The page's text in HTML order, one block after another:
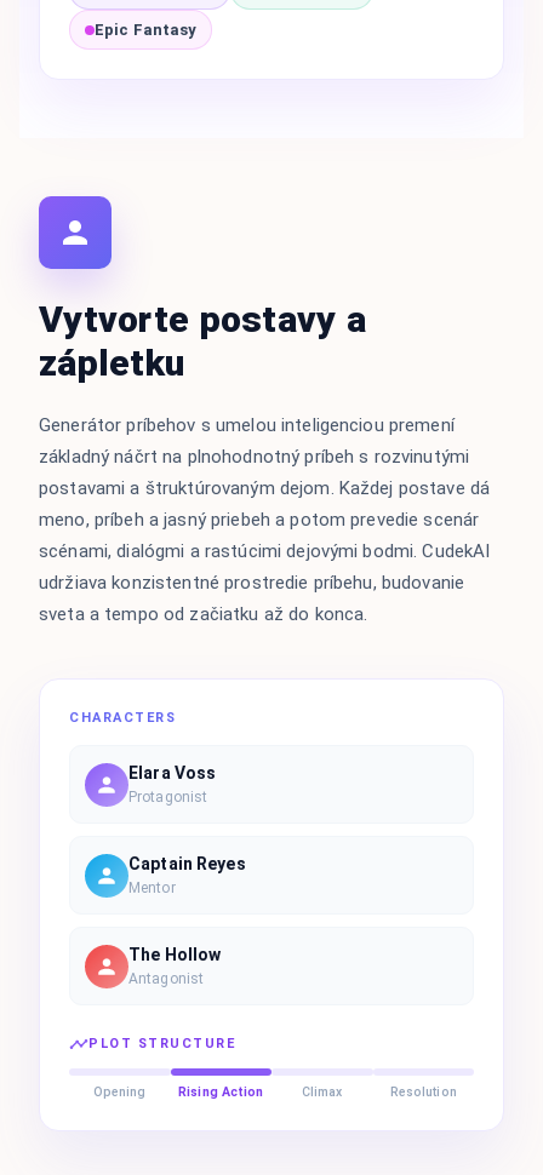
Epic Fantasy
Vytvorte postavy a
zápletku
Generátor príbehov s umelou inteligenciou premení
základný náčrt na plnohodnotný príbeh s rozvinutými
postavami a štruktúrovaným dejom. Každej postave dá
meno, príbeh a jasný priebeh a potom prevedie scenár
scénami, dialógmi a rastúcimi dejovými bodmi. CudekAI
udržiava konzistentné prostredie príbehu, budovanie
sveta a tempo od začiatku až do konca.
CHARACTERS
Elara Voss
Protagonist
Captain Reyes
Mentor
The Hollow
Antagonist
PLOT STRUCTURE
Opening Rising Action Climax Resolution